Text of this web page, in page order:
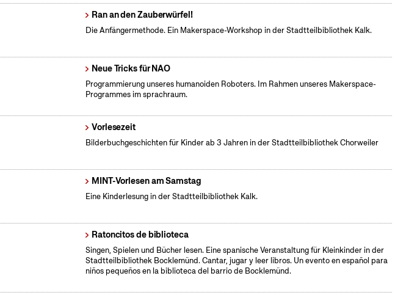
Ran an den Zauberwürfel!
Die Anfängermethode. Ein Makerspace-Workshop in der Stadtteilbibliothek Kalk.
Neue Tricks für NAO
Programmierung unseres humanoiden Roboters. Im Rahmen unseres Makerspace-
Programmes im sprachraum.
Vorlesezeit
Bilderbuchgeschichten für Kinder ab 3 Jahren in der Stadtteilbibliothek Chorweiler
MINT-Vorlesen am Samstag
Eine Kinderlesung in der Stadtteilbibliothek Kalk.
Ratoncitos de biblioteca
Singen, Spielen und Bücher lesen. Eine spanische Veranstaltung für Kleinkinder in der
Stadtteilbibliothek Bocklemünd. Cantar, jugar y leer libros. Un evento en español para
niños pequeños en la biblioteca del barrio de Bocklemünd.